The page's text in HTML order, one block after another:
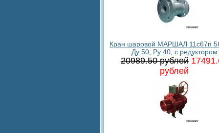
Кран шаровой МАРШАЛ 11с67п
Ду 50, Ру 40, с редуктором
20989.50 рублей
рублей